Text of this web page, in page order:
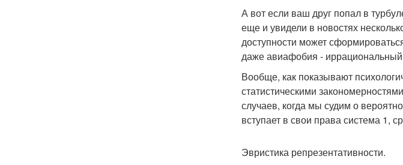
А вот если ваш друг попал в
еще и увидели в новостях
доступности может
даже авиафобия -
Вообще, как показывают
статистическими
случаев, когда мы судим о
вступает в свои права система 1,
Эвристика репрезентативности.